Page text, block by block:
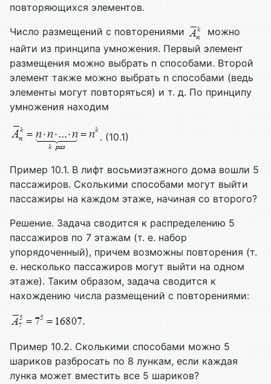
повторяющихся элементов.
Число размещений с повторениями
можно
найти из принципа умножения. Первый элемент
размещения можно выбрать n способами. Второй
элемент также можно выбрать n способами (ведь
элементы могут повторяться) и т. д. По принципу
умножения находим
. (10.1)
Пример 10.1. В лифт восьмиэтажного дома вошли 5
пассажиров. Сколькими способами могут выйти
пассажиры на каждом этаже, начиная со второго?
Решение. Задача сводится к распределению 5
пассажиров по 7 этажам (т. е. набор
упорядоченный), причем возможны повторения (т.
е. несколько пассажиров могут выйти на одном
этаже). Таким образом, задача сводится к
нахождению числа размещений с повторениями:
Пример 10.2. Сколькими способами можно 5
шариков разбросать по 8 лункам, если каждая
лунка может вместить все 5 шариков?